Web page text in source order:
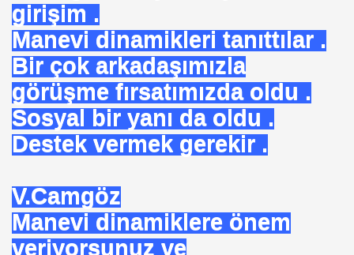
girişim .
Manevi dinamikleri tanıttılar .
Bir çok arkadaşımızla
görüşme fırsatımızda oldu .
Sosyal bir yanı da oldu .
Destek vermek gerekir .
V.Camgöz
Manevi dinamiklere önem
veriyorsunuz ve
ŞAMA
ARARKEN. MÜSLÜMAN OLDU
BATMANGHELID
VARMI AV MEHMET. OKUTAN .
DEMİRCAN
ÇEKEMEZ